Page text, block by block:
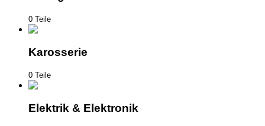
0 Teile
Karosserie
0 Teile
Elektrik & Elektronik